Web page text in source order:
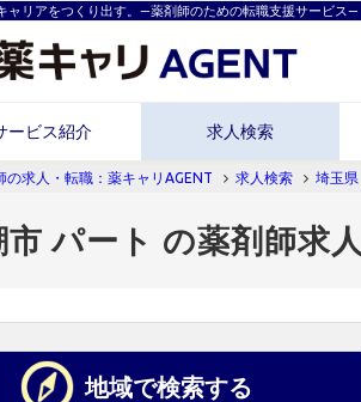
ャリアをつくり出す。―薬剤師のための転職支援サービス―
ービス紹介 求人検索
の求人・転職：薬キャリAGENT 求人検索 埼玉県
市 パート の薬剤師求人
地域で検索する